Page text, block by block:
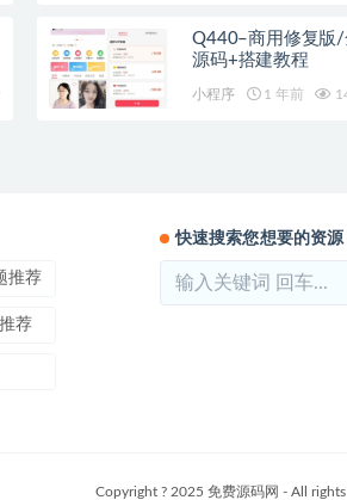
Q440–商用修复版
源码+搭建教程
小程序 1 年前
推荐
荐
快速搜索您想要的资源
Copyright ? 2025 免费源码网 - All rights